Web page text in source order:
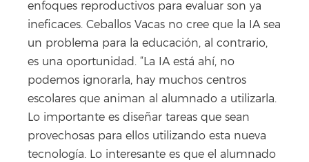
enfoques reproductivos para evaluar son ya
ineficaces. Ceballos Vacas no cree que la IA sea
un problema para la educación, al contrario,
es una oportunidad. “La IA está ahí, no
podemos ignorarla, hay muchos centros
escolares que animan al alumnado a utilizarla.
Lo importante es diseñar tareas que sean
provechosas para ellos utilizando esta nueva
tecnología. Lo interesante es que el alumnado